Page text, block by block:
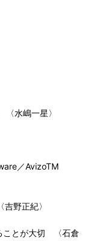
水嶋一星〉
／AvizoTM
野正紀〉
ことが大切 〈石倉